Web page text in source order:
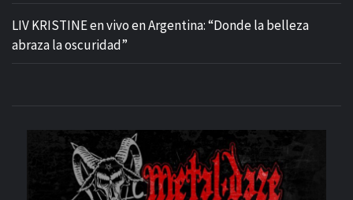
LIV KRISTINE en vivo en Argentina: “Donde la belleza
abraza la oscuridad”